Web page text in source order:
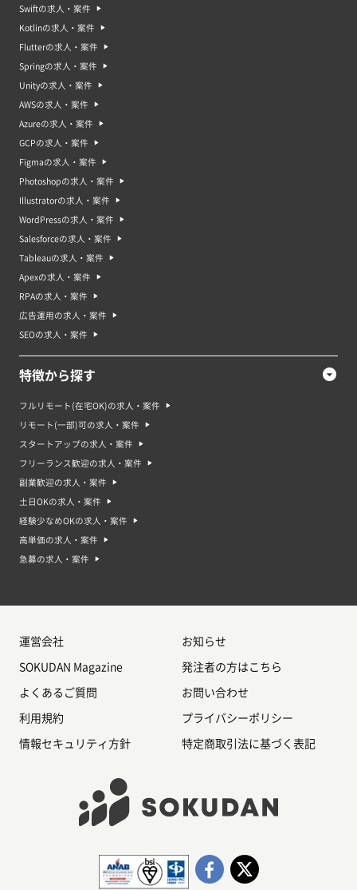
Swiftの求人・案件
Kotlinの求人・案件
Flutterの求人・案件
Springの求人・案件
Unityの求人・案件
AWSの求人・案件
Azureの求人・案件
GCPの求人・案件
Figmaの求人・案件
Photoshopの求人・案件
Illustratorの求人・案件
WordPressの求人・案件
Salesforceの求人・案件
Tableauの求人・案件
Apexの求人・案件
RPAの求人・案件
広告運用の求人・案件
SEOの求人・案件
特徴から探す
フルリモート(在宅OK)の求人・案件
リモート(一部)可の求人・案件
スタートアップの求人・案件
フリーランス歓迎の求人・案件
副業歓迎の求人・案件
土日OKの求人・案件
経験少なめOKの求人・案件
高単価の求人・案件
急募の求人・案件
運営会社 お知らせ
SOKUDAN Magazine 発注者の方はこちら
よくあるご質問 お問い合わせ
利用規約 プライバシーポリシー
情報セキュリティ方針 特定商取引法に基づく表記